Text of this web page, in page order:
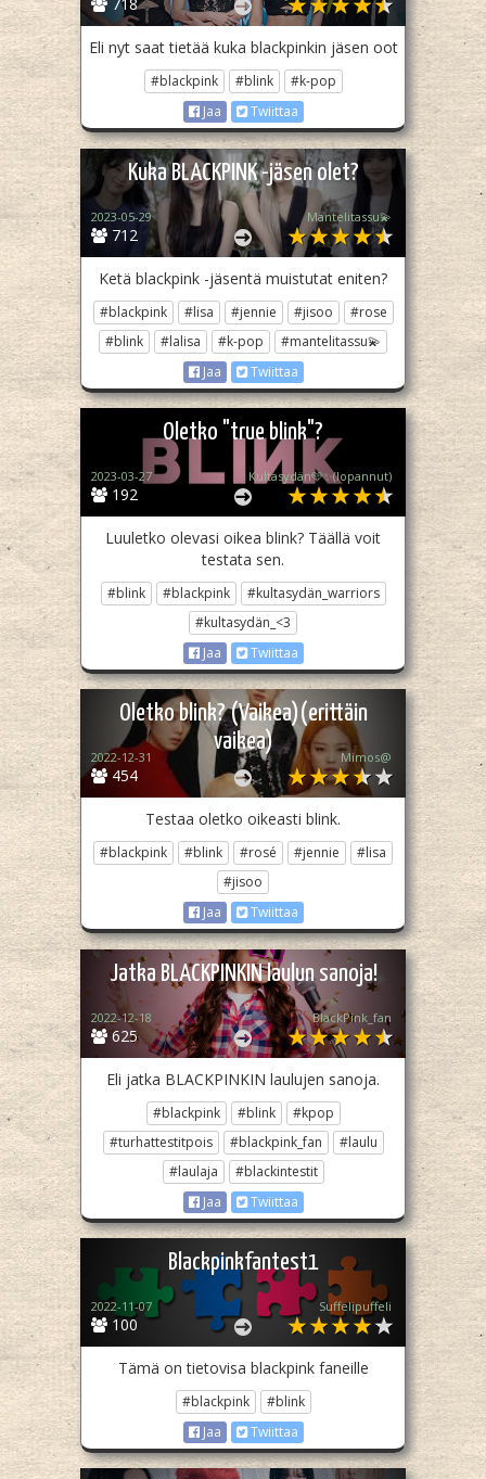
718
Eli nyt saat tietää kuka blackpinkin jäsen oot
#blackpink #blink
#k-pop
Jaa
Twiittaa
Kuka BLACKPINK -jäsen olet?
712
2023-05-29 Mantelitassu💫
Ketä blackpink -jäsentä muistutat eniten?
#blackpink #lisa #jennie #jisoo
#rose
#blink
#lalisa #k-pop
#mantelitassu💫
Jaa
Twiittaa
Oletko "true blink"?
192
2023-03-27 Kultasydän🩵✨️(lopannut)
Luuletko olevasi oikea blink? Täällä voit
testata sen.
#blink #blackpink
#kultasydän_warriors
#kultasydän_<3
Jaa
Twiittaa
Oletko blink? (Vaikea)(erittäin
vaikea)
454
2022-12-31 Mimos@
Testaa oletko oikeasti blink.
#blackpink #blink #rosé #jennie
#lisa
#jisoo
Jaa
Twiittaa
Jatka BLACKPINKIN laulun sanoja!
625
2022-12-18 BlackPink_fan
Eli jatka BLACKPINKIN laulujen sanoja.
#blackpink #blink
#kpop
#turhattestitpois
#blackpink_fan
#laulu
#laulaja
#blackintestit
Jaa
Twiittaa
Blackpinkfantest1
100
2022-11-07 Suffelipuffeli
Tämä on tietovisa blackpink faneille
#blackpink
#blink
Jaa
Twiittaa